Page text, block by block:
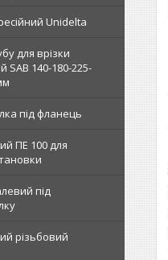
Unidelta
для врізки
SAB 140-180-225-
під фланець
ПЕ 100 для
під
різьбовий